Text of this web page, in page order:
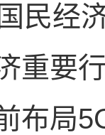
民经
重要
局